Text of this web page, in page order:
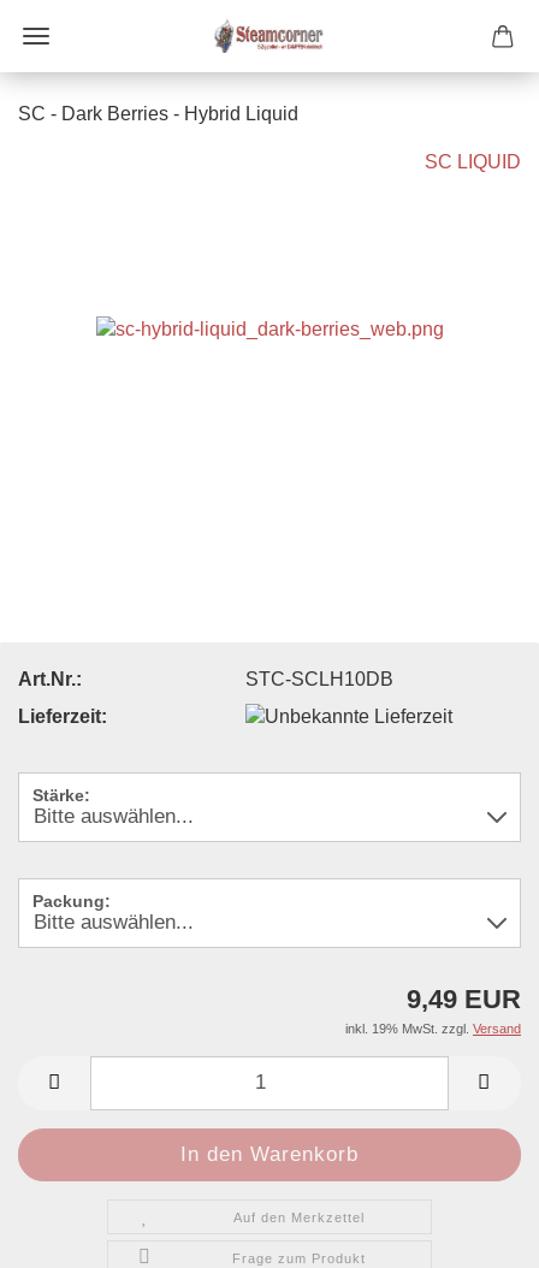
SC - Dark Berries - Hybrid Liquid
SC LIQUID
Art.Nr.:
STC-SCLH10DB
Lieferzeit:
Stärke:
Packung:
9,49 EUR
inkl. 19% MwSt. zzgl. Versand
Auf den Merkzettel
Frage zum Produkt